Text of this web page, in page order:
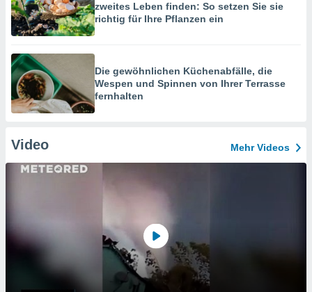
zweites Leben finden: So setzen Sie sie
richtig für Ihre Pflanzen ein
Die gewöhnlichen Küchenabfälle, die
Wespen und Spinnen von Ihrer Terrasse
fernhalten
Video Mehr Videos